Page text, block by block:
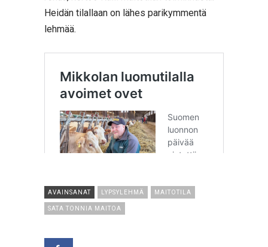
Heidän tilallaan on lähes parikymmentä
lehmää.
AVAINSANAT LYPSYLEHMÄ MAITOTILA
SATA TONNIA MAITOA